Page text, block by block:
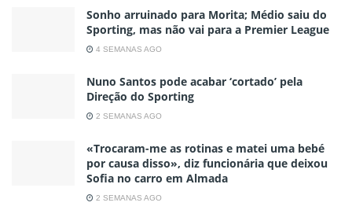
Sonho arruinado para Morita; Médio saiu do
Sporting, mas não vai para a Premier League
4 SEMANAS AGO
Nuno Santos pode acabar ‘cortado’ pela
Direção do Sporting
2 SEMANAS AGO
«Trocaram-me as rotinas e matei uma bebé
por causa disso», diz funcionária que deixou
Sofia no carro em Almada
2 SEMANAS AGO